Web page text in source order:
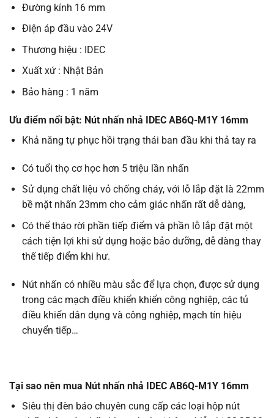
Đường kính 16 mm
Điện áp đầu vào 24V
Thương hiệu : IDEC
Xuất xứ : Nhật Bản
Bảo hàng : 1 năm
Ưu điểm nổi bật: Nút nhấn nhả IDEC AB6Q-M1Y 16mm
Khả năng tự phục hồi trạng thái ban đầu khi thả tay ra
Có tuổi thọ cơ học hơn 5 triệu lần nhấn
Sử dụng chất liệu vỏ chống cháy, với lỗ lắp đặt là 22mm
bề mặt nhấn 23mm cho cảm giác nhấn rất dễ dàng,
Có thể tháo rời phần tiếp điểm và phần lỗ lắp đặt một
cách tiện lợi khi sử dụng hoặc bảo dưỡng, dễ dàng thay
thế tiếp điểm khi hư.
Nút nhấn có nhiều màu sắc để lựa chọn, được sử dụng
trong các mạch điều khiển khiển công nghiệp, các tủ
điều khiển dân dụng và công nghiệp, mạch tín hiệu
chuyển tiếp…
Tại sao nên mua Nút nhấn nhả IDEC AB6Q-M1Y 16mm
Siêu thị đèn báo chuyên cung cấp các loại hộp nút